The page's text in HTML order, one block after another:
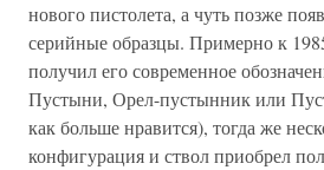
нового пистолета, а чуть позже
серийные образцы. Примерно к
получил его современное
Пустыни, Орел-пустынник или
как больше нравится), тогда же
конфигурация и ствол приобрел